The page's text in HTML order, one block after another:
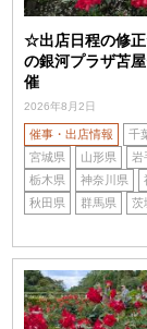
☆出店日程の修
の銀河プラザ苫
催
2026年8月2日
催事・出店情報 千
宮城県
山形県 岩
栃木県
神奈川県
秋田県
群馬県 茨